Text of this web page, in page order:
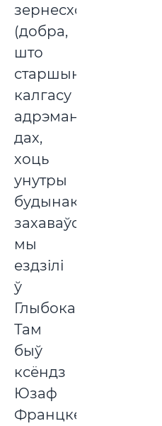
зернесховішча
(добра,
што
старшыня
калгасу
адрэмантаваў
дах,
хоць
унутры
будынак
захаваўся),
мы
ездзілі
ў
Глыбокае.
Там
быў
ксёндз
Юзаф
Францкевіч,